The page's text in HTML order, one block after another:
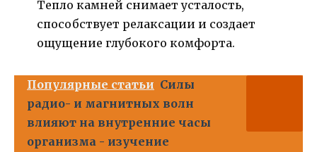
Тепло камней снимает усталость,
способствует релаксации и создает
ощущение глубокого комфорта.
Популярные статьи Силы
радио- и магнитных волн
влияют на внутренние часы
организма - изучение